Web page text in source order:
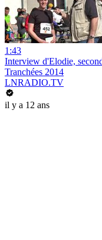
1:43
Interview d'Elodie,
Tranchées 2014
LNRADIO.TV
il y a 12 ans